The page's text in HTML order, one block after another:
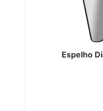
Espelho